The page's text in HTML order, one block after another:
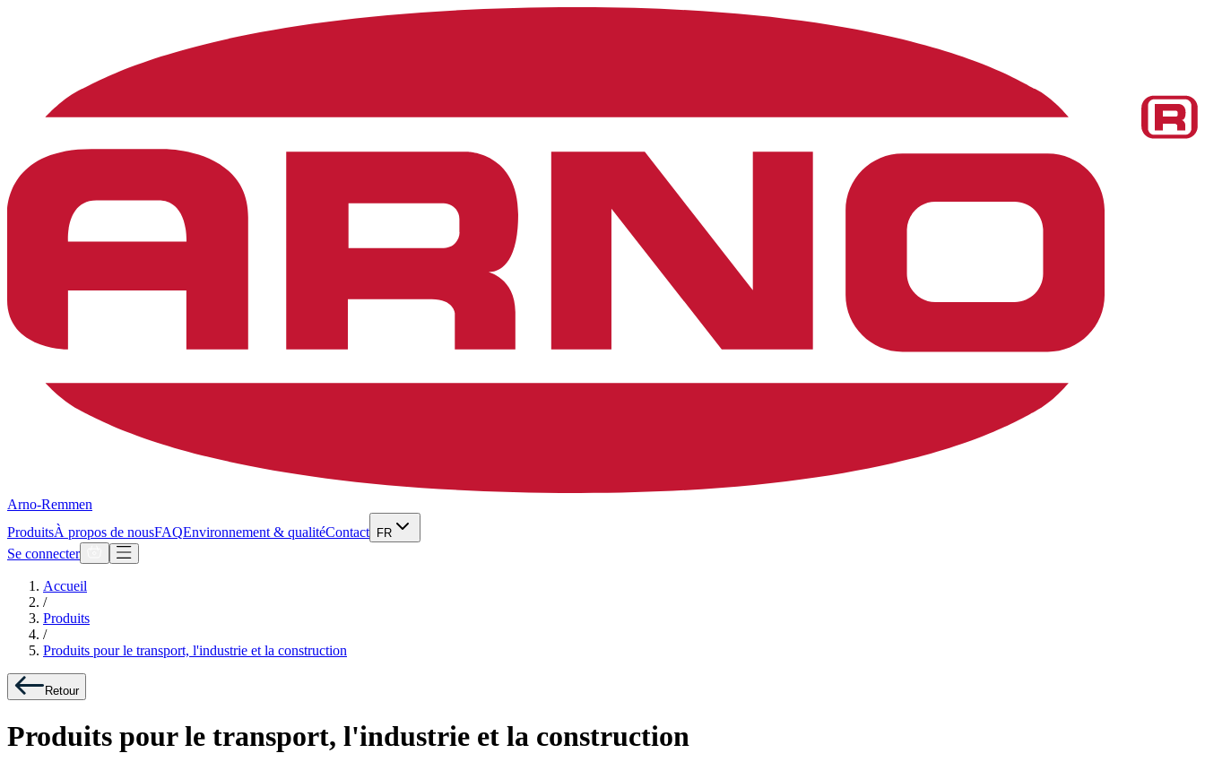
Arno-Remmen
ProduitsÀ propos de nousFAQEnvironnement & qualitéContact FR
Se connecter
Accueil
/
Produits
/
Produits pour le transport, l'industrie et la construction
Retour
Produits pour le transport, l'industrie et la construction